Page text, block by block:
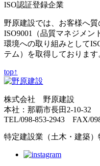
ISO認証登録企業
野原建設では、お客様へ質
ISO9001（品質マネジメン
環境への取り組みとして
テム）を取得しております
top↑
株式会社 野原建設
本社：那覇市長田2-10-32
TEL/098-853-2943 FAX/
特定建設業（土木・建築）